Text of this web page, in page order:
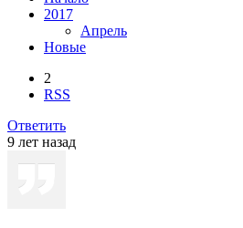
2017
Апрель
Новые
2
RSS
Ответить
9 лет назад